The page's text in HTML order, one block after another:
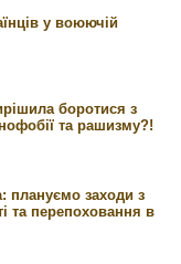
у воюючій
боротися з
та рашизму?!
плануємо заходи з
та перепоховання в